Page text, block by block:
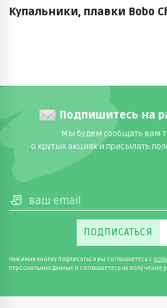
Купальники, плавки Bobo
Подпишитесь на
Мы будем сообщать вам
о крутых акциях и присылать
ПОДПИСАТЬСЯ
Нажимая кнопку Подписаться вы соглашаетесь с
персональных данных и соглашаетесь на